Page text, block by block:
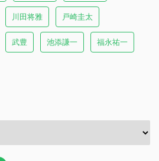
川田将雅 戸崎圭太
武豊 池添謙一 福永祐一